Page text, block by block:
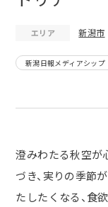
エリア 新潟市
新潟日報メディアシップ
澄みわたる秋空が
づき、実りの季節
たしたくなる、食